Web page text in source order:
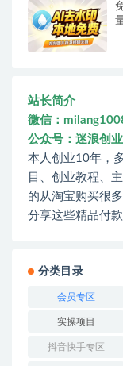
站长简介
微信：
公众号：迷浪创
本人创业10年，
目、创业教程、
的从淘宝购买很
分享这些精品付款
分类目录
会员专区
实操项目
抖音快手专区